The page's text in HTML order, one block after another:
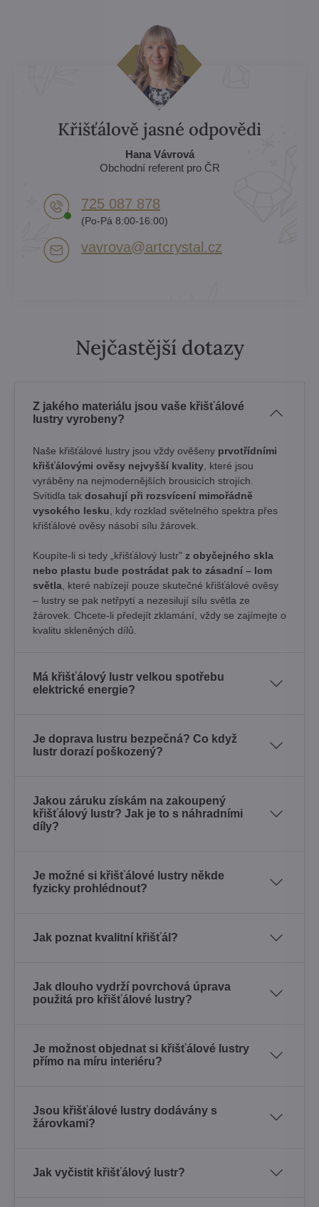
Křišťálově jasné odpovědi
Hana Vávrová
Obchodní referent pro ČR
725 087 878​
(Po-Pá 8:00-16:00)
vavrova​@artcrystal​.cz
Nejčastější dotazy
Z jakého materiálu jsou vaše křišťálové
lustry vyrobeny?
Naše křišťálové lustry jsou vždy ověšeny prvotřídními
křišťálovými ověsy nejvyšší kvality , které jsou
vyráběny na nejmodernějších brousicích strojích.
Svítidla tak dosahují při rozsvícení mimořádně
vysokého lesku , kdy rozklad světelného spektra přes
křišťálové ověsy násobí sílu žárovek. ​
Koupíte-li si tedy „křišťálový lustr" z obyčejného skla
nebo plastu bude postrádat pak to zásadní – lom
světla , které nabízejí pouze skutečné křišťálové ověsy
– lustry se pak netřpytí a nezesilují sílu světla ze
žárovek. Chcete-li předejít zklamání, vždy se zajímejte o
kvalitu skleněných dílů.
Má křišťálový lustr velkou spotřebu
elektrické energie?
Je doprava lustru bezpečná? Co když
lustr dorazí poškozený?
Jakou záruku získám na zakoupený
křišťálový lustr? Jak je to s náhradními
díly?
Je možné si křišťálové lustry někde
fyzicky prohlédnout?
Jak poznat kvalitní křišťál?
Jak dlouho vydrží povrchová úprava
použitá pro křišťálové lustry?
Je možnost objednat si křišťálové lustry
přímo na míru interiéru?
Jsou křišťálové lustry dodávány s
žárovkami?
Jak vyčistit křišťálový lustr?